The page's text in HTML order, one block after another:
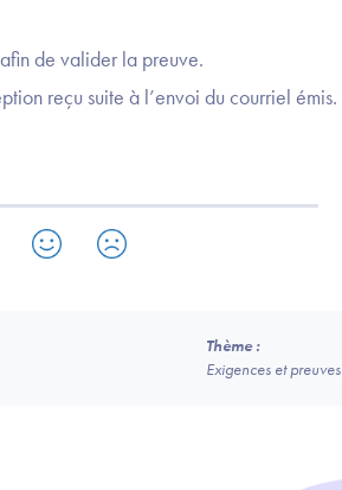
de valider la preuve.
reçu suite à l’envoi du courriel émis.
Thème :
Exigences et preuves